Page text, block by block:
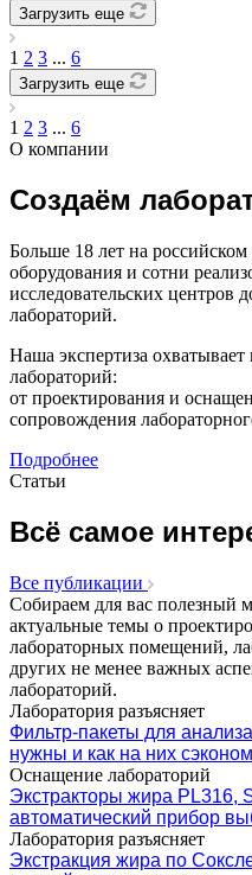
Загрузить еще
1 2 3 ... 6
Загрузить еще
1 2 3 ... 6
О компании
Создаём
Больше 18 лет на
оборудования и сотни
исследовательских центров
лабораторий.
Наша экспертиза
лабораторий:
от проектирования и
сопровождения
Подробнее
Статьи
Всё самое
Все публикации
Собираем для вас полезный
актуальные темы о
лабораторных помещений,
других не менее важных
лабораторий.
Лаборатория разъясняет
Фильтр-пакеты для
нужны и как на них
Оснащение лабораторий
Экстракторы жира PL316,
автоматический прибор
Лаборатория разъясняет
Экстракция жира по